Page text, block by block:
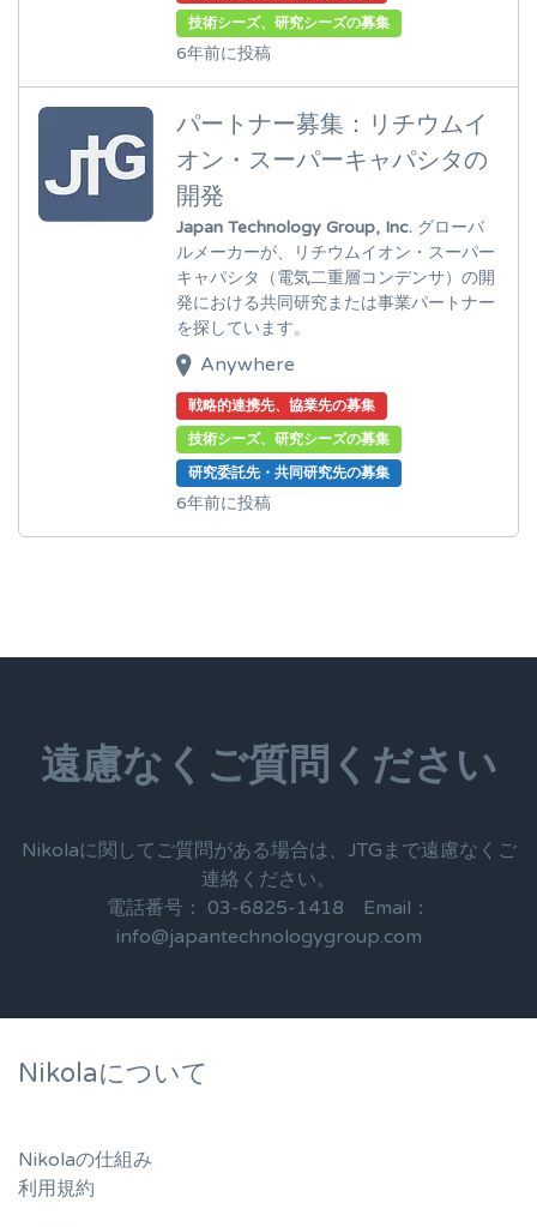
技術シーズ、研究シーズの募集
6年前に投稿
パートナー募集：リチウムイ
オン・スーパーキャパシタの
開発
Japan Technology Group, Inc. グローバ
ルメーカーが、リチウムイオン・スーパー
キャパシタ（電気二重層コンデンサ）の開
発における共同研究または事業パートナー
を探しています。
Anywhere
戦略的連携先、協業先の募集
技術シーズ、研究シーズの募集
研究委託先・共同研究先の募集
6年前に投稿
遠慮なくご質問ください
Nikolaに関してご質問がある場合は、JTGまで遠慮なくご
連絡ください。
電話番号： 03-6825-1418 Email：
info@japantechnologygroup.com
Nikolaについて
Nikolaの仕組み
利用規約